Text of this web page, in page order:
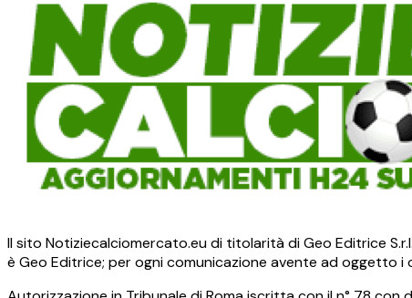
Il sito Notiziecalciomercato.eu di titolarità di Geo Editrice
è Geo Editrice; per ogni comunicazione avente ad oggetto